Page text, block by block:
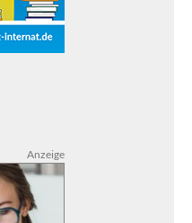
Anzeige